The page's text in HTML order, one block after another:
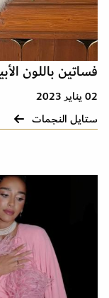
فساتين باللون
02 يناير 2023
ستايل النجمات